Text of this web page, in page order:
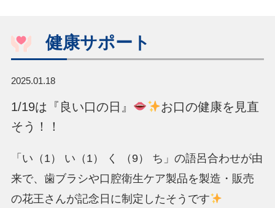
健康サポート
2025.01.18
1/19は『良い口の日』
お口の健康を見直
そう！！
「い（1） い（1） く （9） ち」の語呂合わせが由
来で、歯ブラシや口腔衛生ケア製品を製造・ 販売
の花王さんが記念日に制定したそうです